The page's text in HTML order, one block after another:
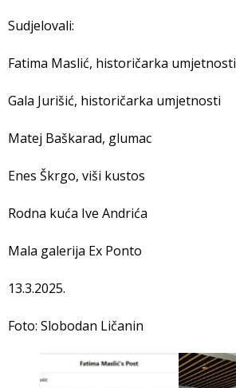
Sudjelovali:
Fatima Maslić, historičarka umjetnosti
Gala Jurišić, historičarka umjetnosti
Matej Baškarad, glumac
Enes Škrgo, viši kustos
Rodna kuća Ive Andrića
Mala galerija Ex Ponto
13.3.2025.
Foto: Slobodan Ličanin